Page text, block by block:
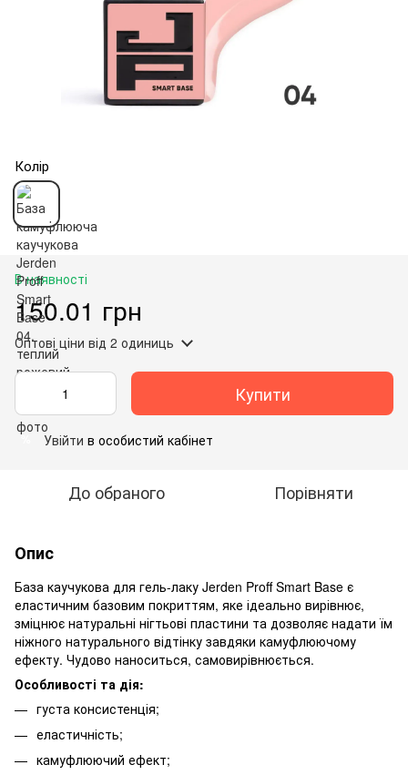
Колір
В наявності
150.01 грн
Оптові ціни від 2 одиниць
Купити
% Увійти в особистий кабінет
До обраного Порівняти
Опис
База каучукова для гель-лаку Jerden Proff Smart Base є
еластичним базовим покриттям, яке ідеально вирівнює,
зміцнює натуральні нігтьові пластини та дозволяє надати їм
ніжного натурального відтінку завдяки камуфлюючому
ефекту. Чудово наноситься, самовирівнюється.
Особливості та дія:
густа консистенція;
еластичність;
камуфлюючий ефект;